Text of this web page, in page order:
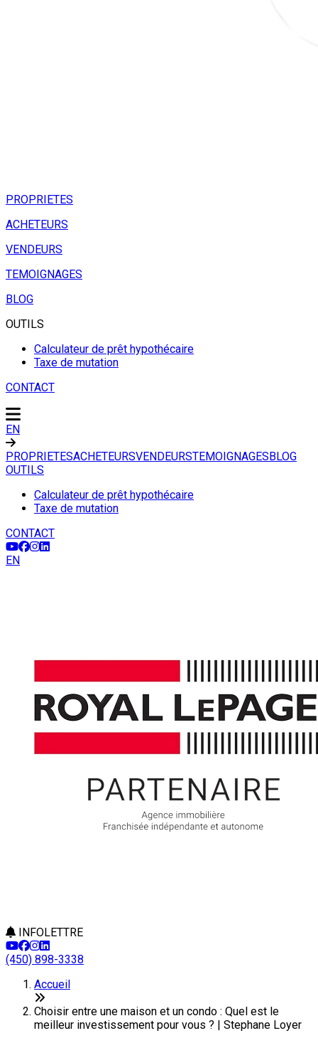
PROPRIETES
ACHETEURS
VENDEURS
TEMOIGNAGES
BLOG
OUTILS
Calculateur de prêt hypothécaire
Taxe de mutation
CONTACT
EN
PROPRIETESACHETEURSVENDEURSTEMOIGNAGESBLOG
OUTILS
Calculateur de prêt hypothécaire
Taxe de mutation
CONTACT
EN
INFOLETTRE
(450) 898-3338
Accueil
Choisir entre une maison et un condo : Quel est le
meilleur investissement pour vous ? | Stephane Loyer